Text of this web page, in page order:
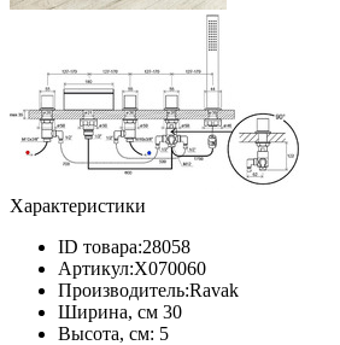
Характеристики
ID товара:28058
Артикул:X070060
Производитель:Ravak
Ширина, см 30
Высота, см: 5